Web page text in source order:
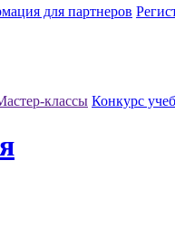
для партнеров
классы Конкурс